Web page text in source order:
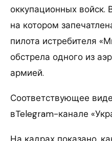
оккупационных войск.
на котором
пилота истребителя
обстрела одного из
армией.
Соответствующее
вTelegram-канале